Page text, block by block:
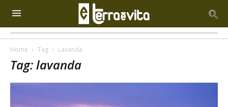
Home Tag Lavanda
Tag: lavanda